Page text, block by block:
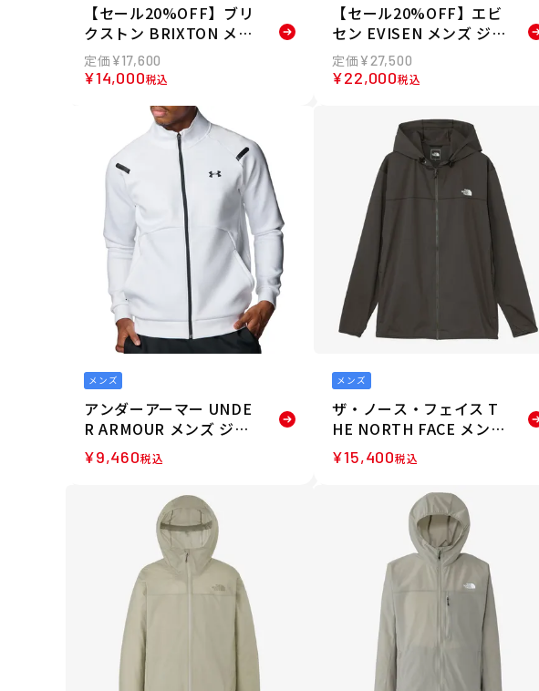
【セール20%OFF】ブリ
クストン BRIXTON メン
ズ ジャケット WATCHM
AN LIGHTWEIGHT COA
¥17,600
¥14,000税込
【セール20%OFF】エビ
セン EVISEN メンズ ジャ
ケット TREE CAMO MO
UNTAIN JACKE 26SS-J
¥27,500
¥22,000税込
メンズ
アンダーアーマー UNDE
R ARMOUR メンズ ジャ
ケット アーマーニット ト
ラック ジャケット 60077
¥9,460税込
メンズ
ザ・ノース・フェイス T
HE NORTH FACE メンズ
サンシェイドフルジップ
フーディ ジャケット NP
22435-NT 26SS
¥15,400税込